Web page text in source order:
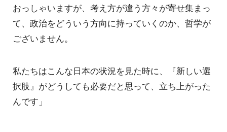
おっしゃいますが、考え方が違う方々が寄せ集まっ
て、政治をどういう方向に持っていくのか、哲学が
ございません。
私たちはこんな日本の状況を見た時に、『新しい選
択肢』がどうしても必要だと思って、立ち上がった
んです」